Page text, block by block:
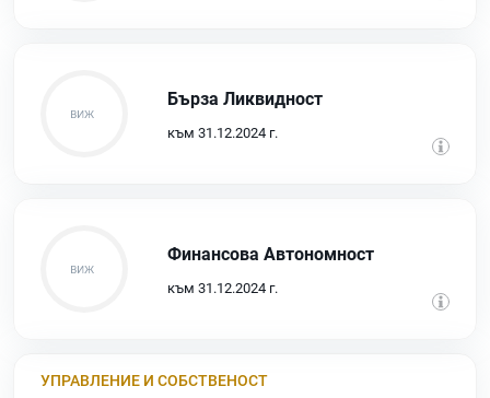
Бърза Ликвидност
към 31.12.2024 г.
Финансова Автономност
към 31.12.2024 г.
УПРАВЛЕНИЕ И СОБСТВЕНОСТ